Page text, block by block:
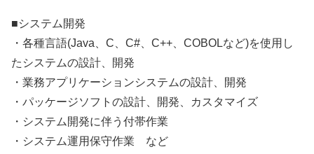
■システム開発
・各種言語(Java、C、C#、C++、COBOLなど)を使用し
たシステムの設計、開発
・業務アプリケーションシステムの設計、開発
・パッケージソフトの設計、開発、カスタマイズ
・システム開発に伴う付帯作業
・システム運用保守作業 など